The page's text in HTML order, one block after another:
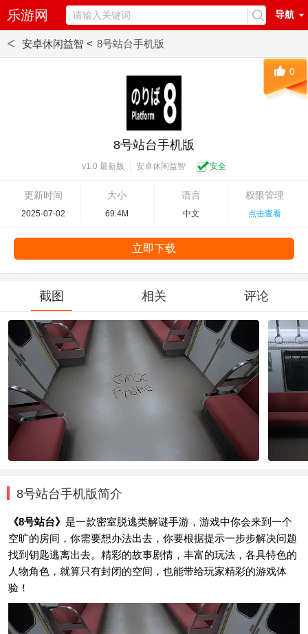
乐游网 导航
< 安卓休闲益智 < 8号站台手机版
8号站台手机版
v1.0 最新版 安卓休闲益智 安全
更新时间
2025-07-02
大小
69.4M
语言
中文
权限管理
点击查看
0
立即下载
截图 相关 评论
8号站台手机版简介
《8号站台》 是一款密室脱逃类解谜手游，游戏中你会来到一个
空旷的房间，你需要想办法出去，你要根据提示一步步解决问题
找到钥匙逃离出去。精彩的故事剧情，丰富的玩法，各具特色的
人物角色，就算只有封闭的空间，也能带给玩家精彩的游戏体
验！